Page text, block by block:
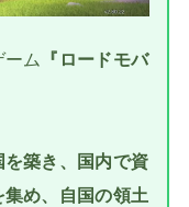
ム
『ロードモバ
築き、国内で資
め、自国の領土